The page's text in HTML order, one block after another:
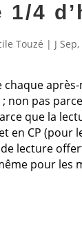
1/4
Touzé | J
chaque
; non pas
que la
en CP (pour
lecture
pour les